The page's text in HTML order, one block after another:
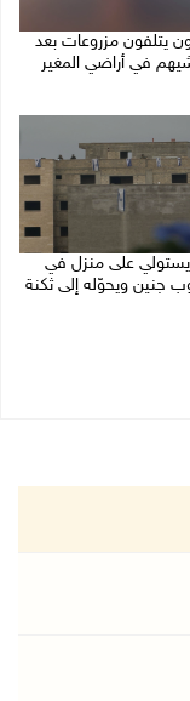
يتلفون مزروعات بعد
في أراضي المغير
يستولي على منزل في
جنين ويحوّله إلى ثكنة